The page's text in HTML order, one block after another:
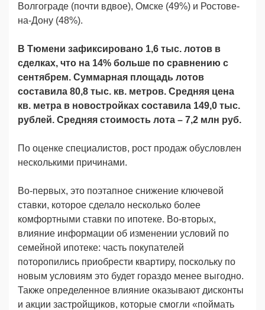
Волгограде (почти вдвое), Омске (49%) и Ростове-
на-Дону (48%).
В Тюмени зафиксировано 1,6 тыс. лотов в
сделках, что на 14% больше по сравнению с
сентябрем. Суммарная площадь лотов
составила 80,8 тыс. кв. метров. Средняя цена
кв. метра в новостройках составила 149,0 тыс.
рублей. Средняя стоимость лота – 7,2 млн руб.
По оценке специалистов, рост продаж обусловлен
несколькими причинами.
Во-первых, это поэтапное снижение ключевой
ставки, которое сделало несколько более
комфортными ставки по ипотеке. Во-вторых,
влияние информации об изменении условий по
семейной ипотеке: часть покупателей
поторопились приобрести квартиру, поскольку по
новым условиям это будет гораздо менее выгодно.
Также определенное влияние оказывают дисконты
и акции застройщиков, которые смогли «поймать